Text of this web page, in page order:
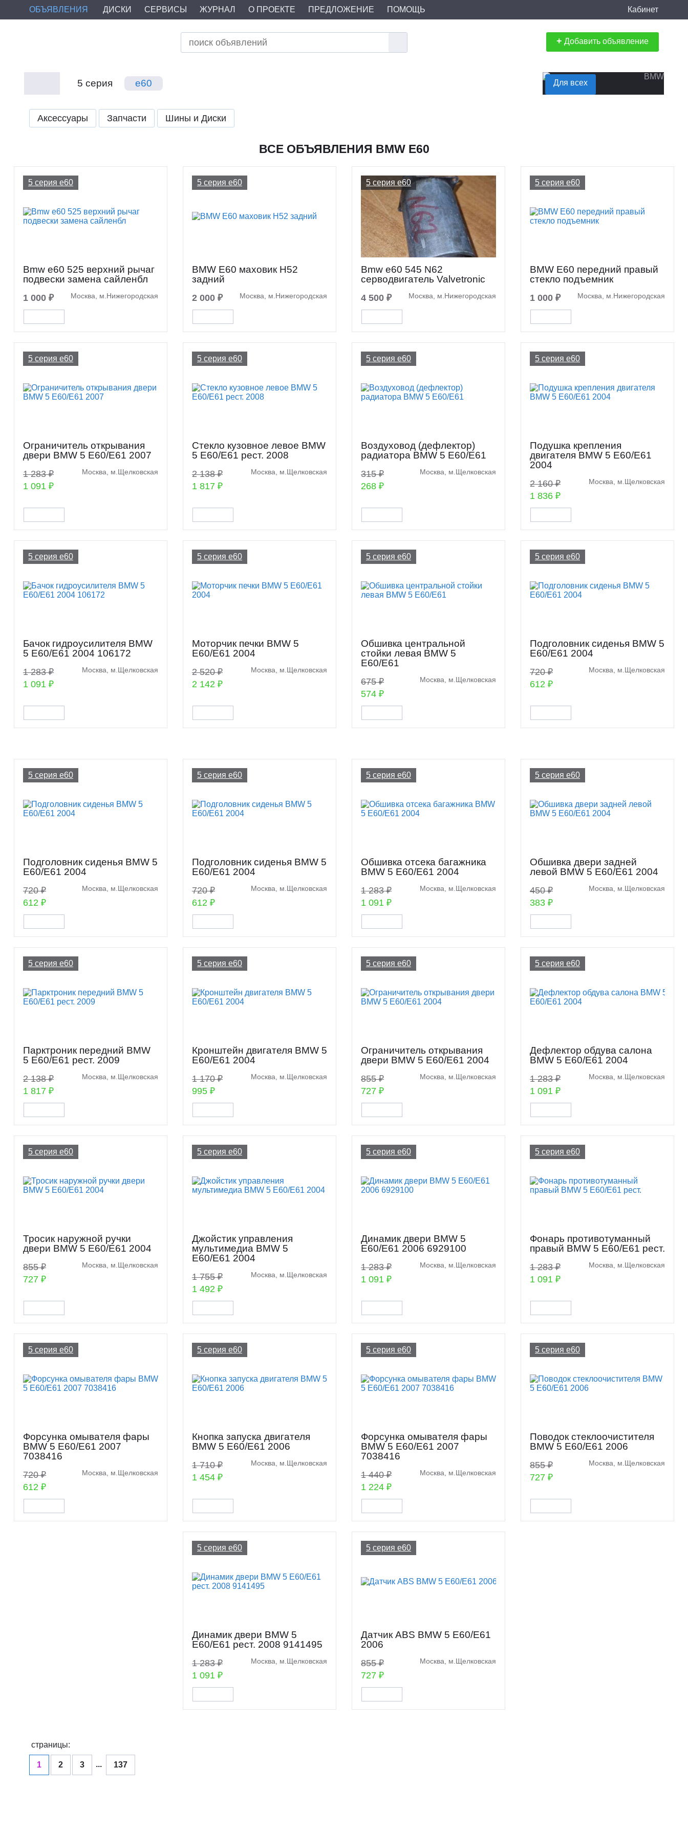
ОБЪЯВЛЕНИЯ ДИСКИ СЕРВИСЫ ЖУРНАЛ О ПРОЕКТЕ ПРЕДЛОЖЕНИЕ ПОМОЩЬ Кабинет
+ Добавить объявление
Для всех
5 серия e60
Аксессуары Запчасти Шины и Диски
ВСЕ ОБЪЯВЛЕНИЯ BMW E60
5 серия e60
Bmw e60 525 верхний рычаг
подвески замена сайленбл
Москва, м.Нижегородская
1 000 ₽
5 серия e60
BMW E60 маховик Н52
задний
Москва, м.Нижегородская
2 000 ₽
5 серия e60
Bmw e60 545 N62
серводвигатель Valvetronic
Москва, м.Нижегородская
4 500 ₽
5 серия e60
BMW E60 передний правый
стекло подъемник
Москва, м.Нижегородская
1 000 ₽
5 серия e60
Ограничитель открывания
двери BMW 5 E60/E61 2007
Москва, м.Щелковская
1 283 ₽
1 091 ₽
5 серия e60
Стекло кузовное левое BMW
5 E60/E61 рест. 2008
Москва, м.Щелковская
2 138 ₽
1 817 ₽
5 серия e60
Воздуховод (дефлектор)
радиатора BMW 5 E60/E61
Москва, м.Щелковская
315 ₽
268 ₽
5 серия e60
Подушка крепления
двигателя BMW 5 E60/E61
2004
Москва, м.Щелковская
2 160 ₽
1 836 ₽
5 серия e60
Бачок гидроусилителя BMW
5 E60/E61 2004 106172
Москва, м.Щелковская
1 283 ₽
1 091 ₽
5 серия e60
Моторчик печки BMW 5
E60/E61 2004
Москва, м.Щелковская
2 520 ₽
2 142 ₽
5 серия e60
Обшивка центральной
стойки левая BMW 5
E60/E61
Москва, м.Щелковская
675 ₽
574 ₽
5 серия e60
Подголовник сиденья BMW 5
E60/E61 2004
Москва, м.Щелковская
720 ₽
612 ₽
5 серия e60
Подголовник сиденья BMW 5
E60/E61 2004
Москва, м.Щелковская
720 ₽
612 ₽
5 серия e60
Подголовник сиденья BMW 5
E60/E61 2004
Москва, м.Щелковская
720 ₽
612 ₽
5 серия e60
Обшивка отсека багажника
BMW 5 E60/E61 2004
Москва, м.Щелковская
1 283 ₽
1 091 ₽
5 серия e60
Обшивка двери задней
левой BMW 5 E60/E61 2004
Москва, м.Щелковская
450 ₽
383 ₽
5 серия e60
Парктроник передний BMW
5 E60/E61 рест. 2009
Москва, м.Щелковская
2 138 ₽
1 817 ₽
5 серия e60
Кронштейн двигателя BMW 5
E60/E61 2004
Москва, м.Щелковская
1 170 ₽
995 ₽
5 серия e60
Ограничитель открывания
двери BMW 5 E60/E61 2004
Москва, м.Щелковская
855 ₽
727 ₽
5 серия e60
Дефлектор обдува салона
BMW 5 E60/E61 2004
Москва, м.Щелковская
1 283 ₽
1 091 ₽
5 серия e60
Тросик наружной ручки
двери BMW 5 E60/E61 2004
Москва, м.Щелковская
855 ₽
727 ₽
5 серия e60
Джойстик управления
мультимедиа BMW 5
E60/E61 2004
Москва, м.Щелковская
1 755 ₽
1 492 ₽
5 серия e60
Динамик двери BMW 5
E60/E61 2006 6929100
Москва, м.Щелковская
1 283 ₽
1 091 ₽
5 серия e60
Фонарь противотуманный
правый BMW 5 E60/E61 рест.
Москва, м.Щелковская
1 283 ₽
1 091 ₽
5 серия e60
Форсунка омывателя фары
BMW 5 E60/E61 2007
7038416
Москва, м.Щелковская
720 ₽
612 ₽
5 серия e60
Кнопка запуска двигателя
BMW 5 E60/E61 2006
Москва, м.Щелковская
1 710 ₽
1 454 ₽
5 серия e60
Форсунка омывателя фары
BMW 5 E60/E61 2007
7038416
Москва, м.Щелковская
1 440 ₽
1 224 ₽
5 серия e60
Поводок стеклоочистителя
BMW 5 E60/E61 2006
Москва, м.Щелковская
855 ₽
727 ₽
5 серия e60
Динамик двери BMW 5
E60/E61 рест. 2008 9141495
Москва, м.Щелковская
1 283 ₽
1 091 ₽
5 серия e60
Датчик ABS BMW 5 E60/E61
2006
Москва, м.Щелковская
855 ₽
727 ₽
страницы:
1 2 3 ... 137